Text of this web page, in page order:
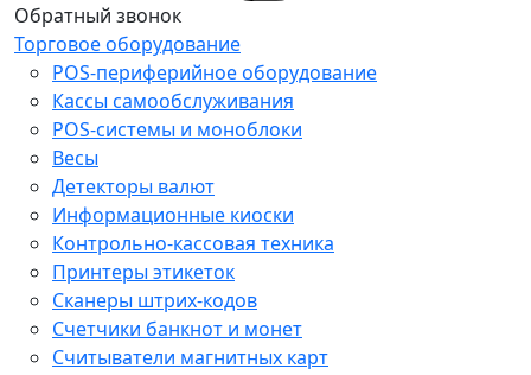
Обратный звонок
Торговое оборудование
POS-периферийное оборудование
Кассы самообслуживания
POS-системы и моноблоки
Весы
Детекторы валют
Информационные киоски
Контрольно-кассовая техника
Принтеры этикеток
Сканеры штрих-кодов
Счетчики банкнот и монет
Считыватели магнитных карт